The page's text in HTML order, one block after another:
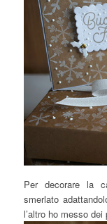
Per decorare la
smerlato
l’altro ho messo